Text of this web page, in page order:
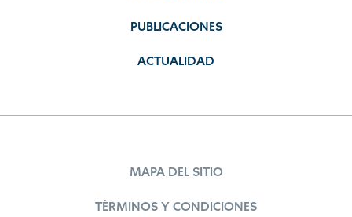
PUBLICACIONES
ACTUALIDAD
MAPA DEL SITIO
TÉRMINOS Y CONDICIONES